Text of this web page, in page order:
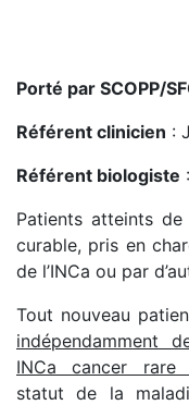
Porté par SCOPP/
Référent clinicien :
Référent biologiste
Patients atteints
curable, pris en
de l’INCa ou par
Tout nouveau
indépendamment
INCa cancer rare
statut de la